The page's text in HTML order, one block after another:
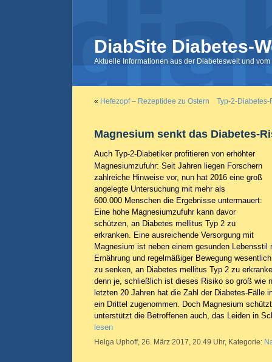
DiabSite Diabetes-
Aktuelle Informationen aus der Diabeteswelt und
« Hefezopf – Rezeptidee zu Ostern Typ-2-
Magnesium senkt das Diabetes-
Auch Typ-2-Diabetiker profitieren von erhöhter
Magnesiumzufuhr: Seit Jahren liegen Forschern
zahlreiche Hinweise vor, nun hat 2016 eine groß
angelegte Untersuchung mit mehr als
600.000 Menschen die Ergebnisse untermauert:
Eine hohe Magnesiumzufuhr kann davor
schützen, an Diabetes mellitus Typ 2 zu
erkranken. Eine ausreichende Versorgung mit
Magnesium ist neben einem gesunden Lebensstil
Ernährung und regelmäßiger Bewegung
zu senken, an Diabetes mellitus Typ 2 zu
denn je, schließlich ist dieses Risiko so groß wie
letzten 20 Jahren hat die Zahl der Diabetes-Fälle
ein Drittel zugenommen. Doch Magnesium
unterstützt die Betroffenen auch, das Leiden in
lesen
Helga Uphoff, 26. März 2017, 20.49 Uhr, Kategorie: